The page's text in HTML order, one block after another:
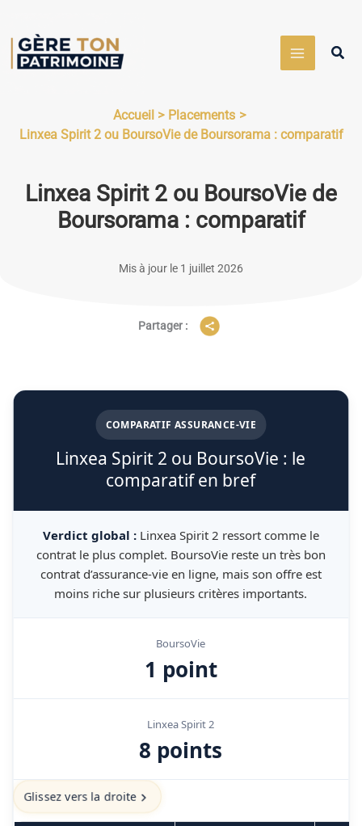
contenu
Accueil
Placements
Linxea Spirit 2 ou BoursoVie de Boursorama : comparatif
Linxea Spirit 2 ou BoursoVie de
Boursorama : comparatif
Mis à jour le 1 juillet 2026
Partager :
COMPARATIF ASSURANCE-VIE
Linxea Spirit 2 ou BoursoVie : le
comparatif en bref
Verdict global :Linxea Spirit 2 ressort comme le
contrat le plus complet. BoursoVie reste un très bon
contrat d’assurance-vie en ligne, mais son offre est
moins riche sur plusieurs critères importants.
BoursoVie
1 point
Linxea Spirit 2
8 points
Glissez vers la droite